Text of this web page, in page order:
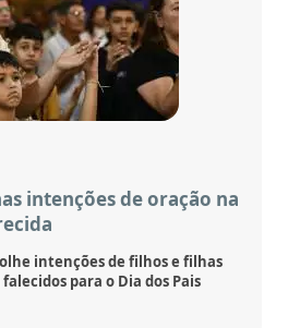
intenções de oração na
intenções de filhos e filhas
para o Dia dos Pais